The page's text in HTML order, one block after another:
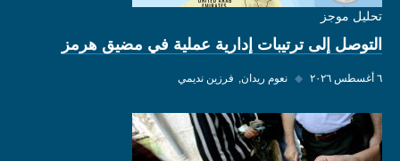
تحليل موجز
التوصل إلى ترتيبات إدارية عملية في مضيق هرمز
٦ أغسطس ٢٠٢٦ ◆ نعوم ريدان فرزين نديمي